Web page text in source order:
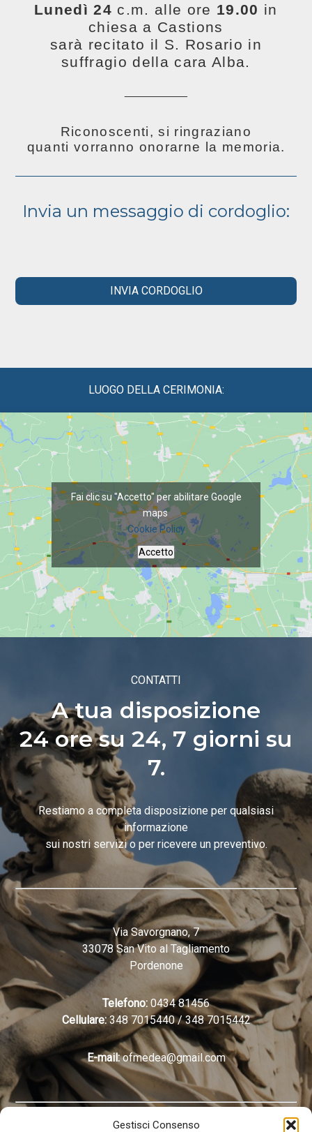
Gestisci Consenso
Lunedì 24 c.m. alle ore 19.00 in
chiesa a Castions
sarà recitato il S. Rosario in
suffragio della cara Alba.
Riconoscenti, si ringraziano
quanti vorranno onorarne la memoria.
Invia un messaggio di cordoglio:
INVIA CORDOGLIO
LUOGO DELLA CERIMONIA:
Fai clic su "Accetto" per abilitare Google
maps
Cookie Policy
Accetto
CONTATTI
A tua disposizione
24 ore su 24, 7 giorni su
7.
Restiamo a completa disposizione per qualsiasi
informazione
sui nostri servizi o per ricevere un preventivo.
Via Savorgnano, 7
33078 San Vito al Tagliamento
Pordenone
Telefono: 0434 81456
Cellulare: 348 7015440/348 7015442
E-mail: ofmedea@gmail.com